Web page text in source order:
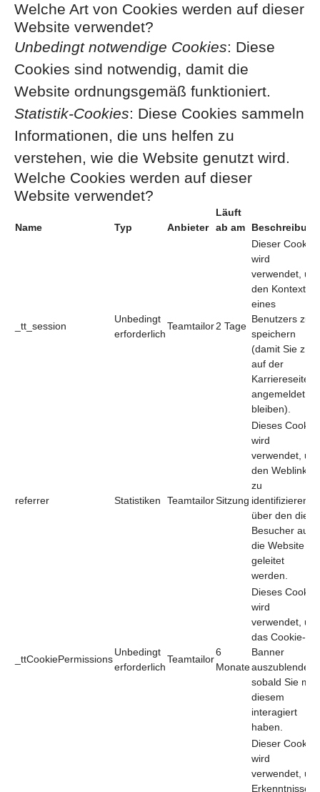
Welche Art von Cookies werden auf dieser
Website verwendet?
Unbedingt notwendige Cookies: Diese
Cookies sind notwendig, damit die
Website ordnungsgemäß funktioniert.
Statistik-Cookies: Diese Cookies sammeln
Informationen, die uns helfen zu
verstehen, wie die Website genutzt wird.
Welche Cookies werden auf dieser
Website verwendet?
Name Typ Anbieter
Läuft
ab am
Beschreibung
_tt_session
Unbedingt
erforderlich
Teamtailor2 Tage
Dieser Cookie
wird
verwendet, um
den Kontext
eines
Benutzers zu
speichern
(damit Sie z. B.
auf der
Karriereseite
angemeldet
bleiben).
referrer Statistiken TeamtailorSitzung
Dieses Cookie
wird
verwendet, um
den Weblink
zu
identifizieren,
über den die
Besucher auf
die Website
geleitet
werden.
_ttCookiePermissions
Unbedingt
erforderlich
Teamtailor
6
Monate
Dieses Cookie
wird
verwendet, um
das Cookie-
Banner
auszublenden,
sobald Sie mit
diesem
interagiert
haben.
Dieser Cookie
wird
verwendet, um
Erkenntnisse